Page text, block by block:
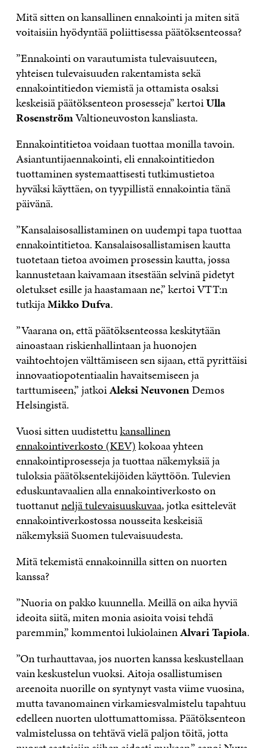
Mitä sitten on kansallinen ennakointi ja miten sitä
voitaisiin hyödyntää poliittisessa päätöksenteossa?
”Ennakointi on varautumista tulevaisuuteen,
yhteisen tulevaisuuden rakentamista sekä
ennakointitiedon viemistä ja ottamista osaksi
keskeisiä päätöksenteon prosesseja” kertoiUlla
RosenströmValtioneuvoston kansliasta.
Ennakointitietoa voidaan tuottaa monilla tavoin.
Asiantuntijaennakointi, eli ennakointitiedon
tuottaminen systemaattisesti tutkimustietoa
hyväksi käyttäen, on tyypillistä ennakointia tänä
päivänä.
”Kansalaisosallistaminen on uudempi tapa tuottaa
ennakointitietoa. Kansalaisosallistamisen kautta
tuotetaan tietoa avoimen prosessin kautta, jossa
kannustetaan kaivamaan itsestään selvinä pidetyt
oletukset esille ja haastamaan ne,” kertoi VTT:n
tutkijaMikko Dufva.
”Vaarana on, että päätöksenteossa keskitytään
ainoastaan riskienhallintaan ja huonojen
vaihtoehtojen välttämiseen sen sijaan, että pyrittäisi
innovaatiopotentiaalin havaitsemiseen ja
tarttumiseen,” jatkoiAleksi NeuvonenDemos
Helsingistä.
Vuosi sitten uudistettukansallinen
ennakointiverkosto (KEV)kokoaa yhteen
ennakointiprosesseja ja tuottaa näkemyksiä ja
tuloksia päätöksentekijöiden käyttöön. Tulevien
eduskuntavaalien alla ennakointiverkosto on
tuottanutneljä tulevaisuuskuvaa, jotka esittelevät
ennakointiverkostossa nousseita keskeisiä
näkemyksiä Suomen tulevaisuudesta.
Mitä tekemistä ennakoinnilla sitten on nuorten
kanssa?
”Nuoria on pakko kuunnella. Meillä on aika hyviä
ideoita siitä, miten monia asioita voisi tehdä
paremmin,” kommentoi lukiolainenAlvari Tapiola.
”On turhauttavaa, jos nuorten kanssa keskustellaan
vain keskustelun vuoksi. Aitoja osallistumisen
areenoita nuorille on syntynyt vasta viime vuosina,
mutta tavanomainen virkamiesvalmistelu tapahtuu
edelleen nuorten ulottumattomissa. Päätöksenteon
valmistelussa on tehtävä vielä paljon töitä, jotta